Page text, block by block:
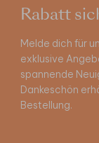
Rabatt
Melde dich für
exklusive
spannende
Dankeschön
Bestellung.